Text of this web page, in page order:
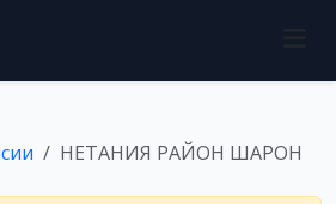
НЕТАНИЯ РАЙОН ШАРОН